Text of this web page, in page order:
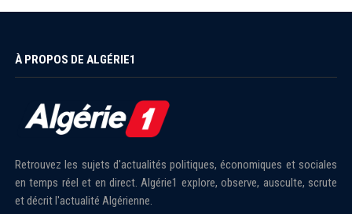
À PROPOS DE ALGÉRIE1
Retrouvez les sujets d'actualités politiques, économiques et sociales
en temps réel et en direct. Algérie1 explore, observe, ausculte, scrute
et décrit l'actualité Algérienne.